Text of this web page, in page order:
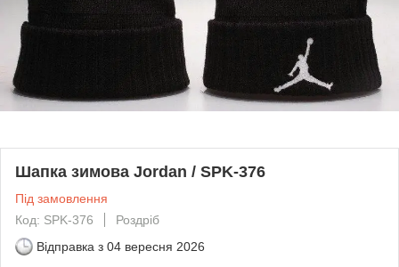
Шапка зимова Jordan / SPK-376
Під замовлення
Код: SPK-376
Роздріб
Відправка з 04 вересня 2026